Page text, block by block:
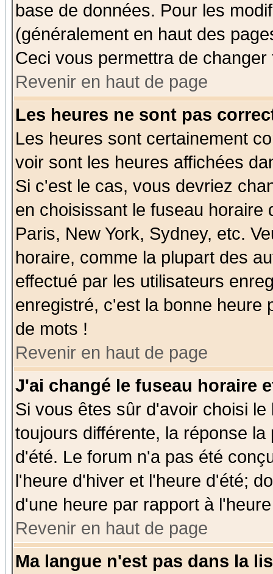
base de données. Pour les
(généralement en haut des
Ceci vous permettra de
Revenir en haut de page
Les heures ne sont pas
Les heures sont certainement
voir sont les heures affichées
Si c'est le cas, vous devriez
en choisissant le fuseau
Paris, New York, Sydney, etc.
horaire, comme la plupart des
effectué par les utilisateurs
enregistré, c'est la bonne heure
de mots !
Revenir en haut de page
J'ai changé le fuseau horaire
Si vous êtes sûr d'avoir choisi
toujours différente, la réponse
d'été. Le forum n'a pas été
l'heure d'hiver et l'heure d'été;
d'une heure par rapport à
Revenir en haut de page
Ma langue n'est pas dans la